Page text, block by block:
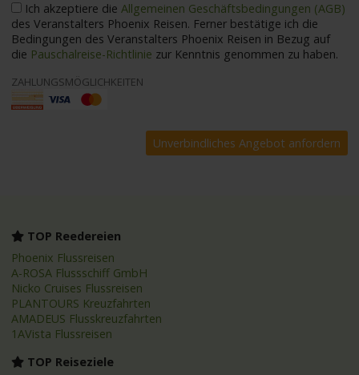
Ich akzeptiere dieAllgemeinen Geschäftsbedingungen (AGB)
des Veranstalters Phoenix Reisen. Ferner bestätige ich die
Bedingungen des Veranstalters Phoenix Reisen in Bezug auf
die Pauschalreise-Richtlinie zur Kenntnis genommen zu haben.
ZAHLUNGSMÖGLICHKEITEN
TOP Reedereien
Phoenix Flussreisen
A-ROSA Flussschiff GmbH
Nicko Cruises Flussreisen
PLANTOURS Kreuzfahrten
AMADEUS Flusskreuzfahrten
1AVista Flussreisen
TOP Reiseziele